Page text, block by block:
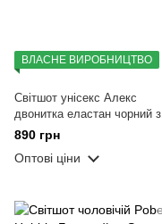
ВЛАСНЕ ВИРОБНИЦТВО
Світшот унісекс Алекс
двонитка еластан чорний з
принтом "Хай козацька
мудрість" S
890 грн
Оптові ціни